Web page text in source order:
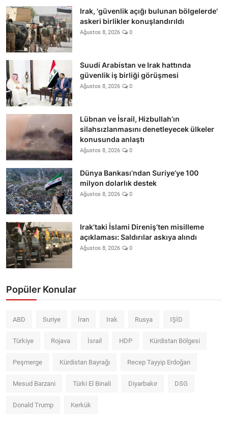
Irak, 'güvenlik açığı bulunan bölgelerde'
askeri birlikler konuşlandırıldı
Ağustos 8, 2026 0
Suudi Arabistan ve Irak hattında
güvenlik iş birliği görüşmesi
Ağustos 8, 2026 0
Lübnan ve İsrail, Hizbullah’ın
silahsızlanmasını denetleyecek ülkeler
konusunda anlaştı
Ağustos 8, 2026 0
Dünya Bankası’ndan Suriye’ye 100
milyon dolarlık destek
Ağustos 8, 2026 0
Irak’taki İslami Direniş’ten misilleme
açıklaması: Saldırılar askıya alındı
Ağustos 8, 2026 0
Popüler Konular
ABD Suriye İran Irak Rusya IŞİD
Türkiye Rojava İsrail HDP Kürdistan Bölgesi
Peşmerge Kürdistan Bayrağı Recep Tayyip Erdoğan
Mesud Barzani Türki El Binali Diyarbakır DSG
Donald Trump Kerkük